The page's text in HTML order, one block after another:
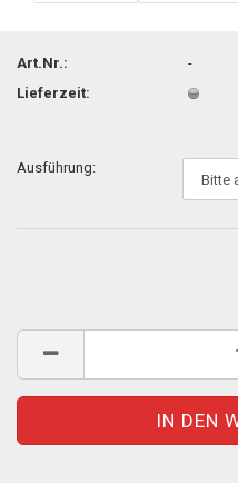
Art.Nr.:
-
Lieferzeit:
Ausführung: